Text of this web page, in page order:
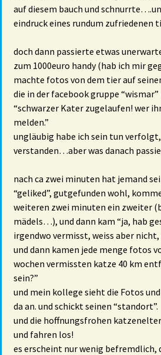
auf diesem bauch und
eindruck eines rundum zufriedenen
doch dann passierte etwas
zum 1000euro handy (hab ich mir
machte fotos von dem tier auf
die in der facebook gruppe
“schwarzer Kater zugelaufen! wer
melden.”
ungläubig habe ich sein tun
verstanden…aber was danach
nach ca zwei minuten hat jemand
“geliked”, gutgefunden wohl,
weiteren zwei minuten ein zweiter
mädels…), und dann kam “ja, hab
irgendwo vermisst, weiss aber nicht,
und dann kamen jede menge fotos
wochen vermissten katze 40 km
sein?”
und mein kollege sieht die Fotos
da an. und schickt seinen “standort”.
und die hoffnungsfrohen
und fahren los!
es erscheint nur wenig befremdlich,